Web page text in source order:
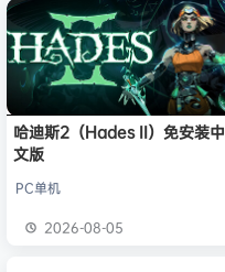
哈迪斯2（Hades II）免安装中
文版
PC单机
2026-08-05